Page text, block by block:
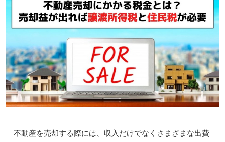
不動産を売却する際には、収入だけでなくさまざまな出費